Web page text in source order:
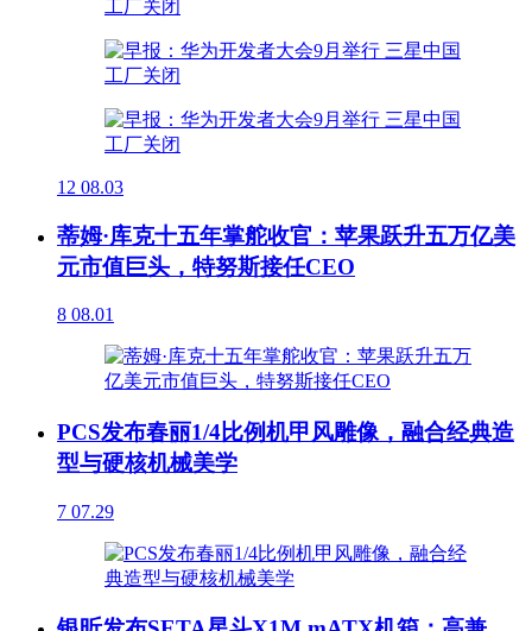
12 08.03
蒂姆·库克十五年掌舵收官：苹果跃升五万亿美
元市值巨头，特努斯接任CEO
8 08.01
PCS发布春丽1/4比例机甲风雕像，融合经典造
型与硬核机械美学
7 07.29